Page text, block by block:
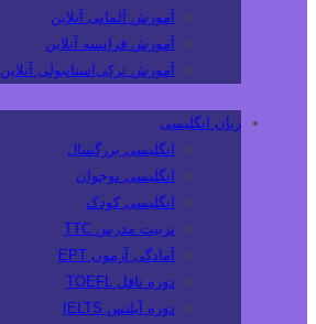
آموزش آلمانی آنلاین
آموزش فرانسه آنلاین
آموزش ترکی‌استانبولی آنلاین
زبان انگلیسی
انگلیسی بزرگسال
انگلیسی نوجوان
انگلیسی کودک
تربیت مدرس TTC
آمادگی آزمون EPT
دوره تافل TOEFL
دوره آیلتس IELTS